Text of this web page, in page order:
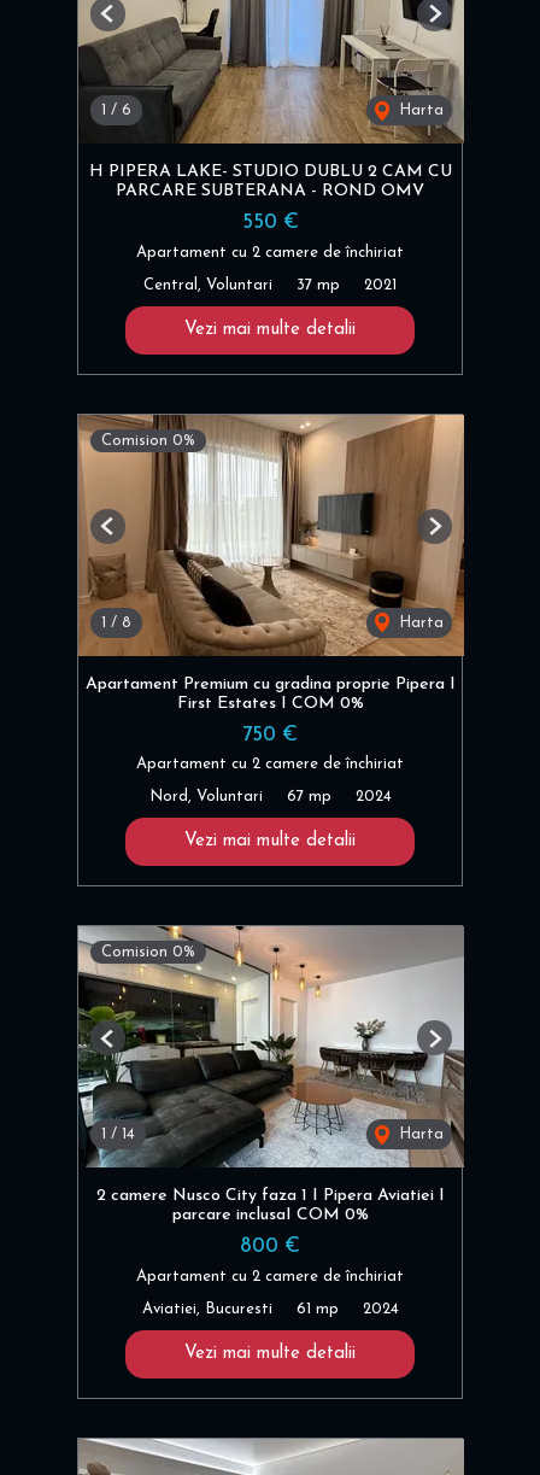
1 / 6 Harta
Previous Next
H PIPERA LAKE- STUDIO DUBLU 2 CAM CU
PARCARE SUBTERANA - ROND OMV
550 €
Apartament cu 2 camere de închiriat
Central, Voluntari 37 mp 2021
Vezi mai multe detalii
Comision 0%
1 / 8 Harta
Previous Next
Apartament Premium cu gradina proprie Pipera I
First Estates I COM 0%
750 €
Apartament cu 2 camere de închiriat
Nord, Voluntari 67 mp 2024
Vezi mai multe detalii
Comision 0%
/ 14 Harta
Previous Next
2 camere Nusco City faza 1 I Pipera Aviatiei I
parcare inclusaI COM 0%
800 €
Apartament cu 2 camere de închiriat
Aviatiei, Bucuresti 61 mp 2024
Vezi mai multe detalii